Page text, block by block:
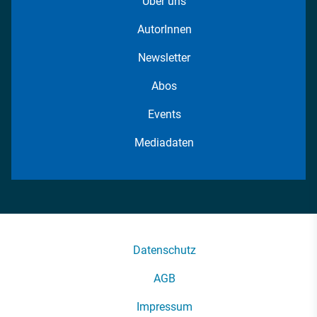
AutorInnen
Newsletter
Abos
Events
Mediadaten
Datenschutz
AGB
Impressum